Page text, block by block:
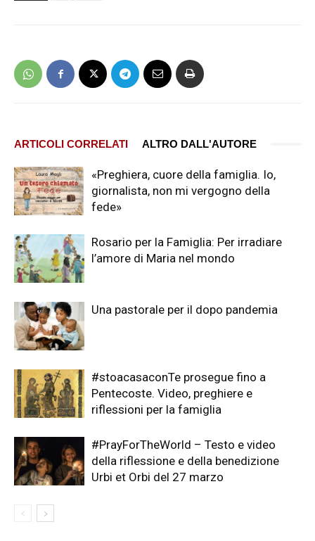
ARTICOLI CORRELATI ALTRO DALL'AUTORE
«Preghiera, cuore della famiglia. Io,
giornalista, non mi vergogno della
fede»
Rosario per la Famiglia: Per irradiare
l’amore di Maria nel mondo
Una pastorale per il dopo pandemia
#stoacasaconTe prosegue fino a
Pentecoste. Video, preghiere e
riflessioni per la famiglia
#PrayForTheWorld – Testo e video
della riflessione e della benedizione
Urbi et Orbi del 27 marzo